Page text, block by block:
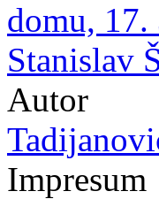
domu,
Stanislav
Autor
Impresum